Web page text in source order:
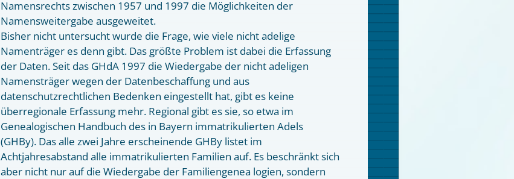
Namensrechts zwischen 1957 und 1997 die Möglichkeiten der
Namensweitergabe ausgeweitet.
Bisher nicht untersucht wurde die Frage, wie viele nicht adelige
Namenträger es denn gibt. Das größte Problem ist dabei die Erfassung
der Daten. Seit das GHdA 1997 die Wiedergabe der nicht adeligen
Namensträger wegen der Datenbeschaffung und aus
datenschutzrechtlichen Bedenken eingestellt hat, gibt es keine
überregionale Erfassung mehr. Regional gibt es sie, so etwa im
Genealogischen Handbuch des in Bayern immatrikulierten Adels
(GHBy). Das alle zwei Jahre erscheinende GHBy listet im
Achtjahresabstand alle immatrikulierten Familien auf. Es beschränkt sich
aber nicht nur auf die Wiedergabe der Familiengenea logien, sondern